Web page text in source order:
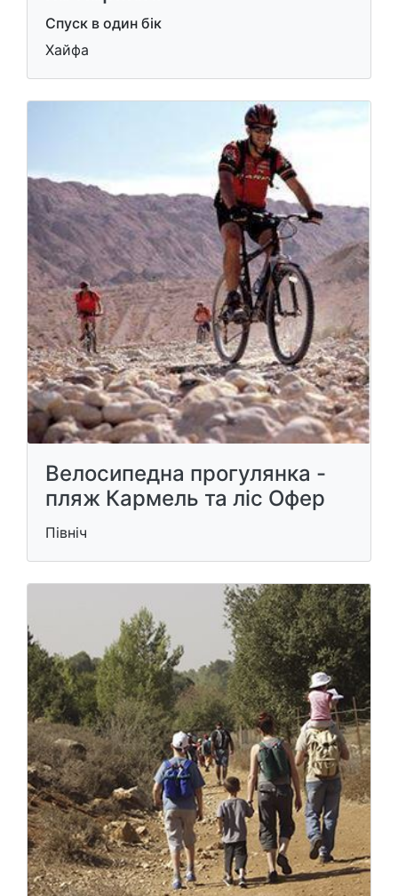
Спуск в один бік
Хайфа
Велосипедна прогулянка -
пляж Кармель та ліс Офер
Північ